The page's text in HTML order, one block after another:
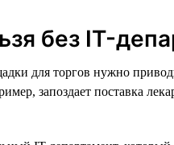
без IT-
для торгов нужно
запоздает поставка